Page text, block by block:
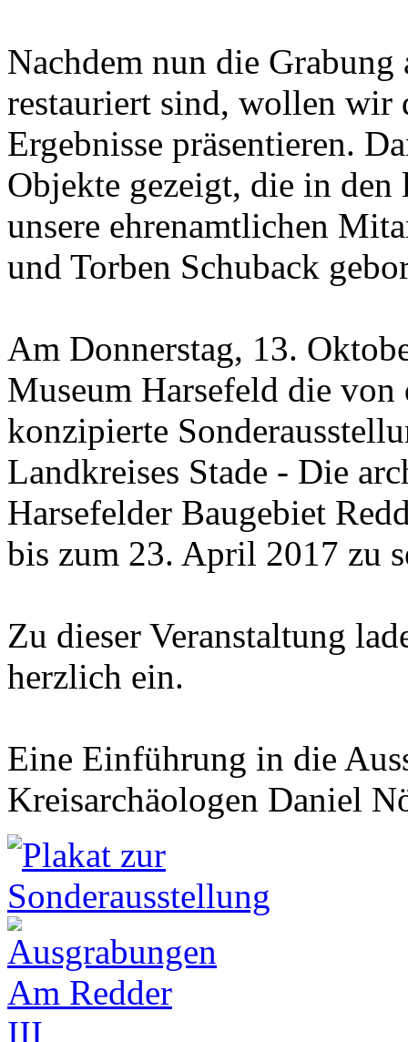
Nachdem nun die
restauriert sind, wollen wir
Ergebnisse präsentieren.
Objekte gezeigt, die in den
unsere ehrenamtlichen
und Torben Schuback
Am Donnerstag, 13.
Museum Harsefeld die
konzipierte
Landkreises Stade - Die
Harsefelder Baugebiet
bis zum 23. April 2017 zu
Zu dieser Veranstaltung
herzlich ein.
Eine Einführung in die
Kreisarchäologen Daniel